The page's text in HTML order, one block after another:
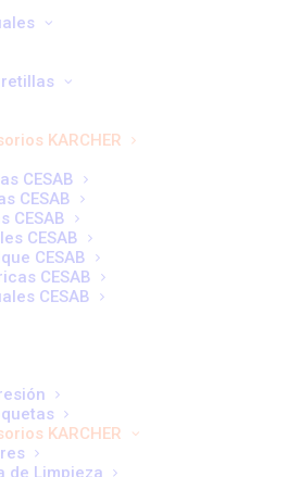
KARCHER
CESAB
CESAB
CESAB
CESAB
CESAB
CESAB
CESAB
KARCHER
de Limpieza
por boquilla para ranuras, boquilla para
El kit de boquillas es apto para todos
Kärcher y para los aspiradores en seco
un ancho nominal de DN 35.
2.860-116.0